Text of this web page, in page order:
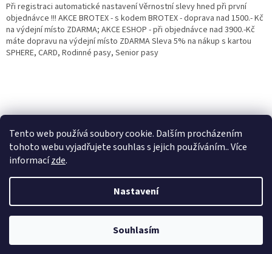
Tento web používá soubory cookie. Dalším procházením
tohoto webu vyjadřujete souhlas s jejich používáním.. Více
informacízde.
Nastavení
Souhlasím
nastavená Věrnostní sleva 3% - 10% na Všechny Vaše další nákupy. Čím
víc nakoupíte, tím větší slevu můžete získat. Vaše objednávky se sčítají.
Využít můžete i "Slevové kody" nebo DOPRAVU ZDARMA. Přejeme
příjemný nákup u nás Jana Kotasová Komárková a kolektiv pracovníků
Při registraci automatické nastavení Věrnostní slevy hned při první
objednávce !!! AKCE BROTEX - s kodem BROTEX - doprava nad 1500.- Kč
na výdejní místo ZDARMA; AKCE ESHOP - při objednávce nad 3900.-Kč
máte dopravu na výdejní místo ZDARMA Sleva 5% na nákup s kartou
SPHERE, CARD, Rodinné pasy, Senior pasy
Copyright 2026Eshop Jana. Všechna práva vyhrazena.